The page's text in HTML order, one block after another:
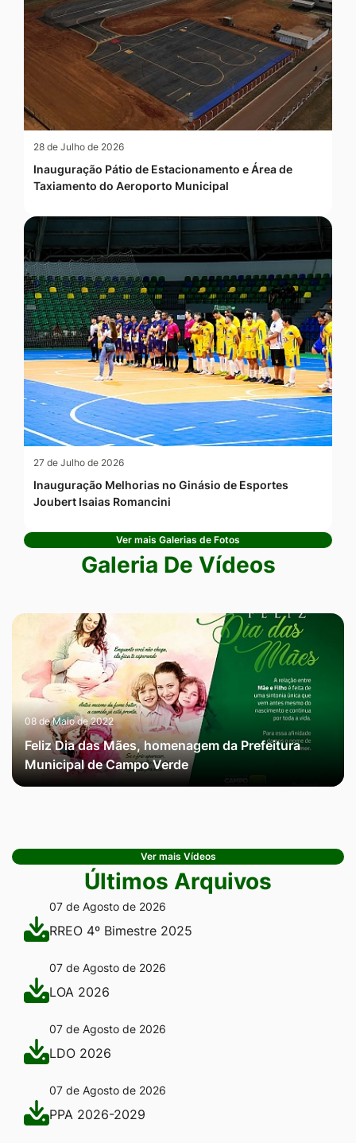
28 de Julho de 2026
Inauguração Pátio de Estacionamento e Área de
Taxiamento do Aeroporto Municipal
27 de Julho de 2026
Inauguração Melhorias no Ginásio de Esportes
Joubert Isaias Romancini
Ver mais Galerias de Fotos
Galeria De Vídeos
08 de Maio de 2022
Feliz Dia das Mães, homenagem da Prefeitura
Municipal de Campo Verde
Ver mais Vídeos
Últimos Arquivos
07 de Agosto de 2026
RREO 4º Bimestre 2025
07 de Agosto de 2026
LOA 2026
07 de Agosto de 2026
LDO 2026
07 de Agosto de 2026
PPA 2026-2029